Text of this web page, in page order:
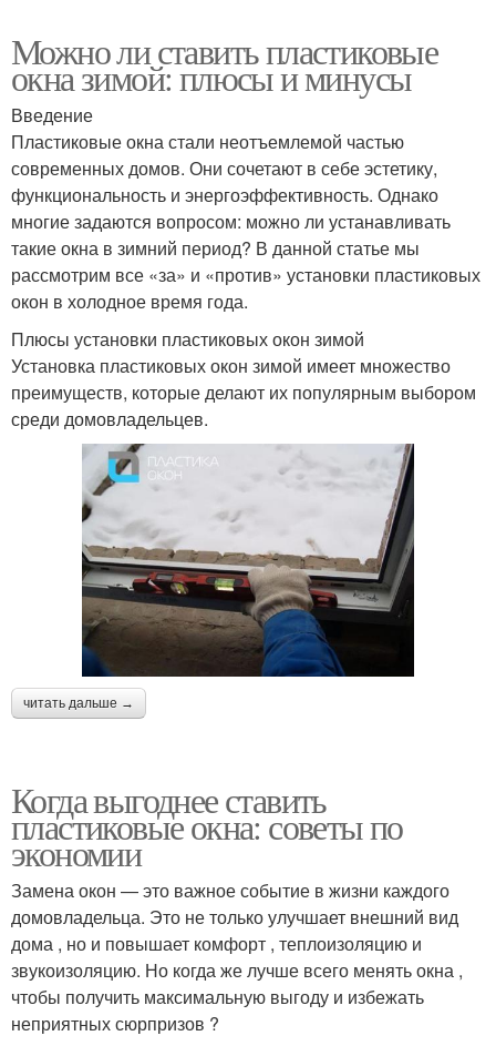
Можно ли ставить пластиковые
окна зимой: плюсы и минусы
Введение
Пластиковые окна стали неотъемлемой частью
современных домов. Они сочетают в себе эстетику,
функциональность и энергоэффективность. Однако
многие задаются вопросом: можно ли устанавливать
такие окна в зимний период? В данной статье мы
рассмотрим все «за» и «против» установки пластиковых
окон в холодное время года.
Плюсы установки пластиковых окон зимой
Установка пластиковых окон зимой имеет множество
преимуществ, которые делают их популярным выбором
среди домовладельцев.
читать дальше →
Когда выгоднее ставить
пластиковые окна: советы по
экономии
Замена окон — это важное событие в жизни каждого
домовладельца. Это не только улучшает внешний вид
дома , но и повышает комфорт , теплоизоляцию и
звукоизоляцию. Но когда же лучше всего менять окна ,
чтобы получить максимальную выгоду и избежать
неприятных сюрпризов ?